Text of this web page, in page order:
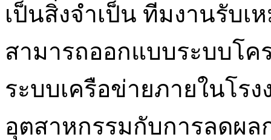
เป็นสิ่งจำเป็น ทีมงานรับ
สามารถออกแบบระบบโค
ระบบเครือข่ายภายในโร
อุตสาหกรรมกับการลดผ